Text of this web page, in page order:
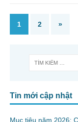
1 2 »
Tin mới cập nhật
Mục tiêu năm 2026: